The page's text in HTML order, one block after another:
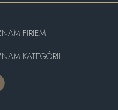
FIRIEM
KATEGÓRII